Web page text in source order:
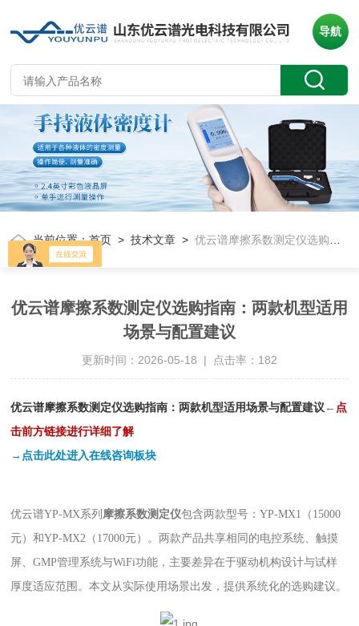
导航
当前位置：首页 >技术文章 >优云谱摩擦系数测定仪选购指南：两款机型适用场景与配置建议
优云谱摩擦系数测定仪选购指南：两款机型适用
场景与配置建议
更新时间：2026-05-18 | 点击率：182
优云谱摩擦系数测定仪选购指南：两款机型适用场景与配置建议 ← 点
击前方链接进行详细了解
→点击此处进入在线咨询板块
优云谱YP-MX系列 摩擦系数测定仪包含两款型号：YP-MX1（15000
元）和YP-MX2（17000元）。两款产品共享相同的电控系统、触摸
屏、GMP管理系统与WiFi功能，主要差异在于驱动机构设计与试样
厚度适应范围。本文从实际使用场景出发，提供系统化的选购建议。